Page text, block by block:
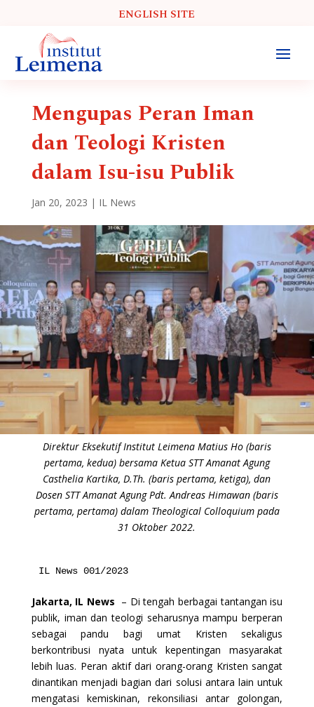
ENGLISH SITE
Mengupas Peran Iman
dan Teologi Kristen
dalam Isu-isu Publik
Jan 20, 2023 | IL News
Direktur Eksekutif Institut Leimena Matius Ho (baris
pertama, kedua) bersama Ketua STT Amanat Agung
Casthelia Kartika, D.Th. (baris pertama, ketiga), dan
Dosen STT Amanat Agung Pdt. Andreas Himawan (baris
pertama, pertama) dalam Theological Colloquium pada
31 Oktober 2022.
IL News 001/2023
Jakarta, IL News – Di tengah berbagai tantangan isu
publik, iman dan teologi seharusnya mampu berperan
sebagai pandu bagi umat Kristen sekaligus
berkontribusi nyata untuk kepentingan masyarakat
lebih luas. Peran aktif dari orang-orang Kristen sangat
dinantikan menjadi bagian dari solusi antara lain untuk
mengatasi kemiskinan, rekonsiliasi antar golongan,